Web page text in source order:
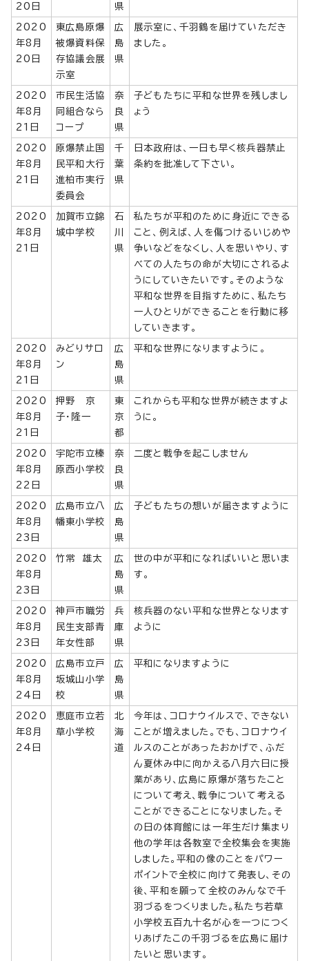
20日
県
2020
年8月
20日
東広島原爆
被爆資料保
存協議会展
示室
広
島
県
展示室に、千羽鶴を届けていただき
ました。
2020
年8月
21日
市民生活協
同組合なら
コープ
奈
良
県
子どもたちに平和な世界を残しまし
ょう
2020
年8月
21日
原爆禁止国
民平和大行
進柏市実行
委員会
千
葉
県
日本政府は、一日も早く核兵器禁止
条約を批准して下さい。
2020
年8月
21日
加賀市立錦
城中学校
石
川
県
私たちが平和のために身近にできる
こと、例えば、人を傷つけるいじめや
争いなどをなくし、人を思いやり、す
べての人たちの命が大切にされるよ
うにしていきたいです。そのような
平和な世界を目指すために、私たち
一人ひとりができることを行動に移
していきます。
2020
年8月
21日
みどりサロ
ン
広
島
県
平和な世界になりますように。
2020
年8月
21日
押野 京
子・隆一
東
京
都
これからも平和な世界が続きますよ
うに。
2020
年8月
22日
宇陀市立榛
原西小学校
奈
良
県
二度と戦争を起こしません
2020
年8月
23日
広島市立八
幡東小学校
広
島
県
子どもたちの想いが届きますように
2020
年8月
23日
竹常 雄太
広
島
県
世の中が平和になればいいと思いま
す。
2020
年8月
23日
神戸市職労
民生支部青
年女性部
兵
庫
県
核兵器のない平和な世界となります
ように
2020
年8月
24日
広島市立戸
坂城山小学
校
広
島
県
平和になりますように
2020
年8月
24日
恵庭市立若
草小学校
北
海
道
今年は、コロナウイルスで、できない
ことが増えました。でも、コロナウイ
ルスのことがあったおかげで、ふだ
ん夏休み中に向かえる八月六日に授
業があり、広島に原爆が落ちたこと
について考え、戦争について考える
ことができることになりました。そ
の日の体育館には一年生だけ集まり
他の学年は各教室で全校集会を実施
しました。平和の像のことをパワー
ポイントで全校に向けて発表し、その
後、平和を願って全校のみんなで千
羽づるをつくりました。私たち若草
小学校五百九十名が心を一つにつく
りあげたこの千羽づるを広島に届け
たいと思います。